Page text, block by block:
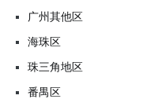
广州其他区
海珠区
珠三角地区
番禺区